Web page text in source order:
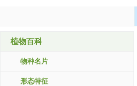
植物百科
物种名片
形态特征